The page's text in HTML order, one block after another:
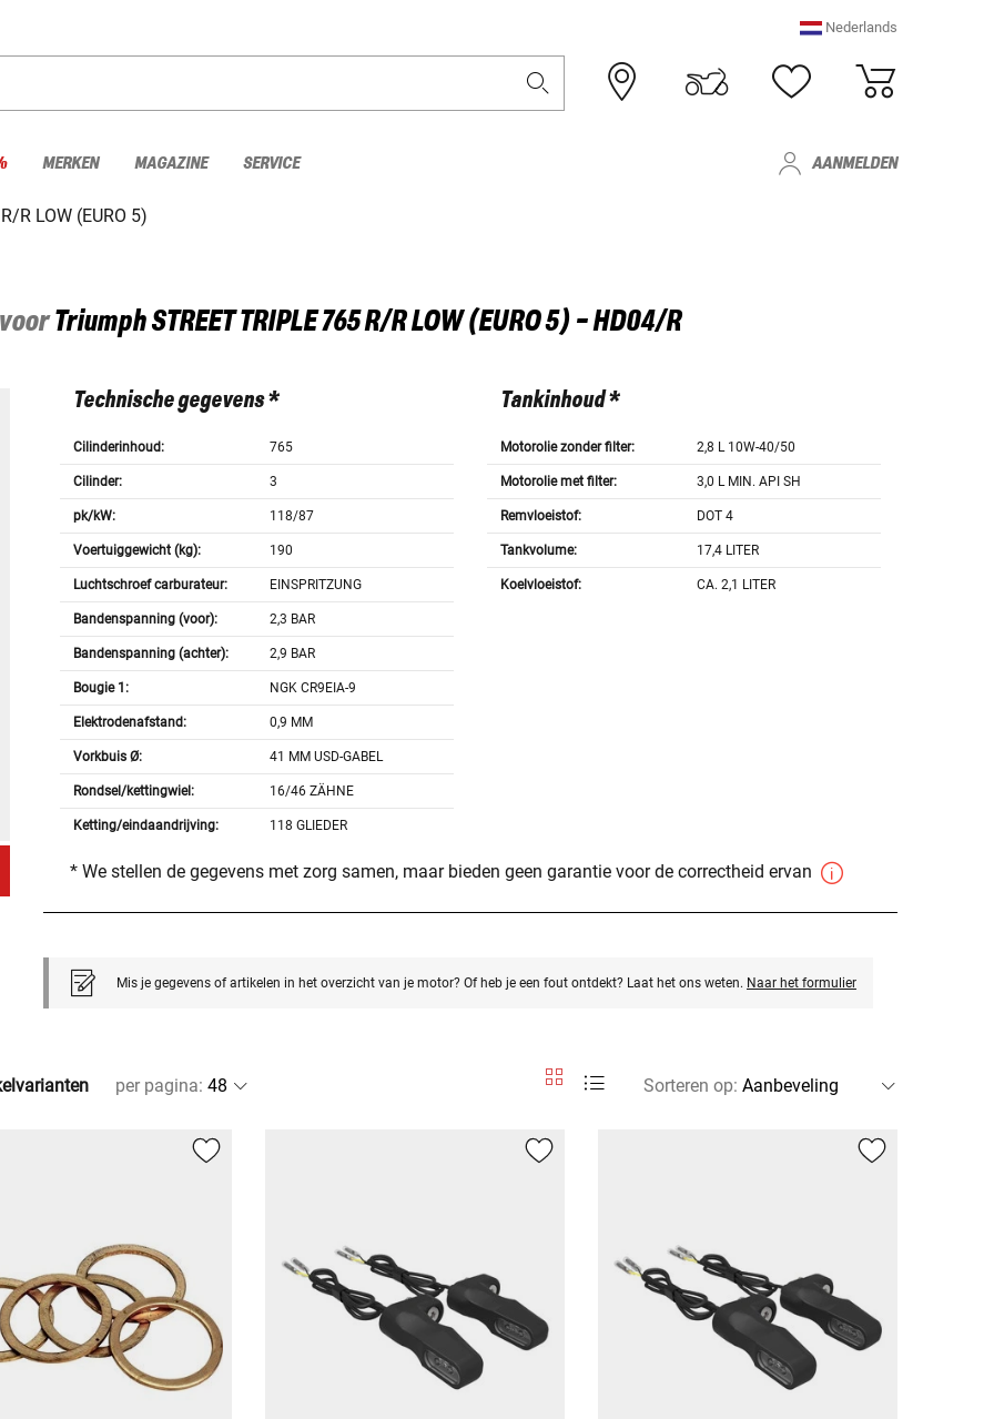
Nederlands
MERKEN MAGAZINE SERVICE AANMELDEN
R LOW (EURO 5)
TriumphSTREET TRIPLE 765 R/R LOW (EURO 5) - HD04/R
Technische gegevens *
Cilinderinhoud: 765
Cilinder: 3
pk/kW: 118/87
Voertuiggewicht (kg): 190
Luchtschroef carburateur: EINSPRITZUNG
Bandenspanning (voor): 2,3 BAR
Bandenspanning (achter): 2,9 BAR
Bougie 1: NGK CR9EIA-9
Elektrodenafstand: 0,9 MM
Vorkbuis Ø: 41 MM USD-GABEL
Rondsel/kettingwiel: 16/46 ZÄHNE
Ketting/eindaandrijving: 118 GLIEDER
Tankinhoud *
Motorolie zonder filter: 2,8 L 10W-40/50
Motorolie met filter: 3,0 L MIN. API SH
Remvloeistof: DOT 4
Tankvolume: 17,4 LITER
Koelvloeistof: CA. 2,1 LITER
* We stellen de gegevens met zorg samen, maar bieden geen garantie voor de correctheid ervan
Mis je gegevens of artikelen in het overzicht van je motor? Of heb je een fout ontdekt? Laat het ons weten. Naar het formulier
per pagina: Sorteren op: